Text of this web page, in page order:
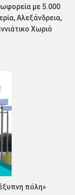
με 5.000
Αλεξάνδρεια,
Χωριό
πόλη»